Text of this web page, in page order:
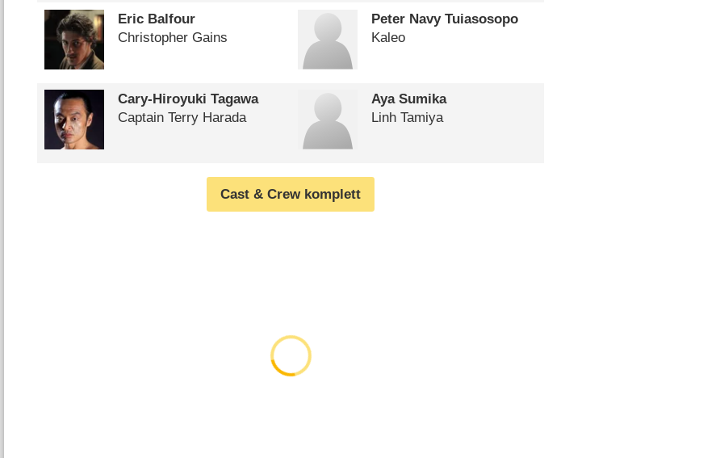
Eric Balfour
Christopher Gains
Peter Navy Tuiasosopo
Kaleo
Cary-Hiroyuki Tagawa
Captain Terry Harada
Aya Sumika
Linh Tamiya
Cast & Crew komplett